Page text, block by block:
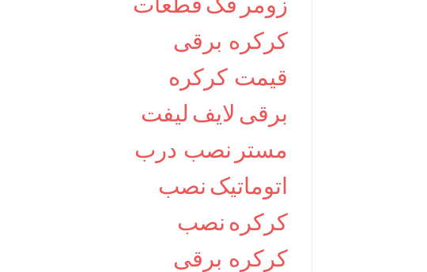
کرکره برقی
قیمت کرکره
برقی لایف لیفت
مستر نصب درب
اتوماتیک نصب
کرکره نصب
کرکره برقی